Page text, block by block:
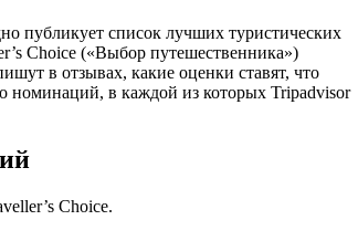
публикует список лучших туристических
Choice («Выбор путешественника»)
в отзывах, какие оценки ставят, что
номинаций, в каждой из которых Tripadvisor
Choice.